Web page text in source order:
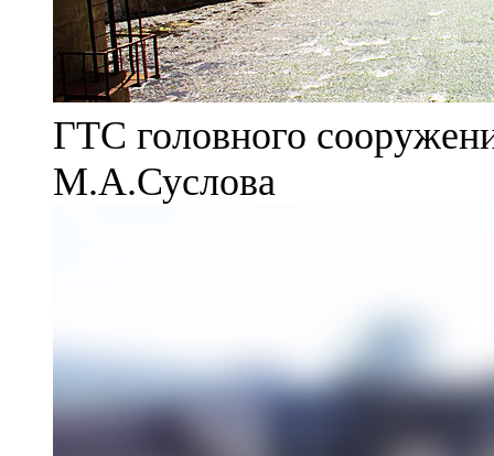
ГТС головного
М.А.Суслова